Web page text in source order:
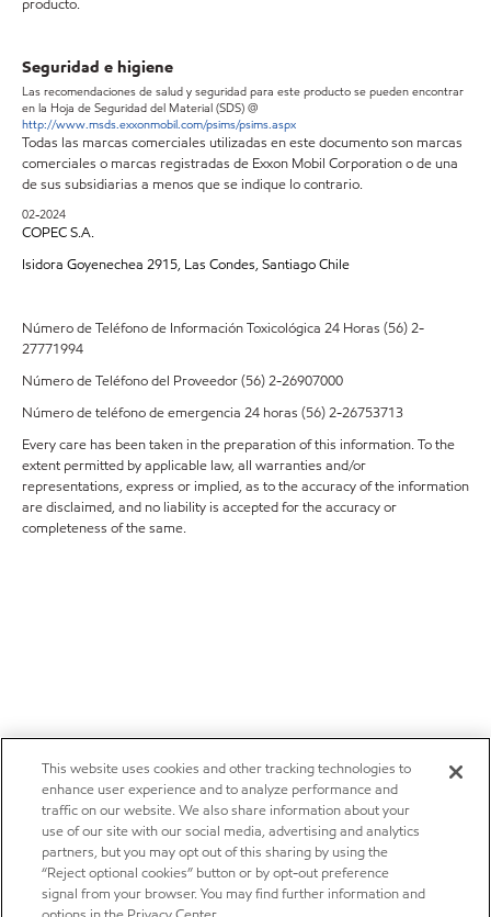
Seguridad e higiene
Las recomendaciones de salud y seguridad para este producto se pueden encontrar
en la Hoja de Seguridad del Material (SDS) @
http://www.msds.exxonmobil.com/psims/psims.aspx
Todas las marcas comerciales utilizadas en este documento son marcas
comerciales o marcas registradas de Exxon Mobil Corporation o de una
de sus subsidiarias a menos que se indique lo contrario.
02-2024
COPEC S.A.
Isidora Goyenechea 2915, Las Condes, Santiago Chile
Número de Teléfono de Información Toxicológica 24 Horas (56) 2-
27771994
Número de Teléfono del Proveedor (56) 2-26907000
Número de teléfono de emergencia 24 horas (56) 2-26753713
Every care has been taken in the preparation of this information. To the
extent permitted by applicable law, all warranties and/or
representations, express or implied, as to the accuracy of the information
are disclaimed, and no liability is accepted for the accuracy or
completeness of the same.
This website uses cookies and other tracking technologies to
enhance user experience and to analyze performance and
traffic on our website. We also share information about your
use of our site with our social media, advertising and analytics
partners, but you may opt out of this sharing by using the
“Reject optional cookies” button or by opt-out preference
signal from your browser. You may find further information and